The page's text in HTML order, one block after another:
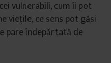
vulnerabili, cum îi pot
viețile, ce sens pot găsi
pare îndepărtată de